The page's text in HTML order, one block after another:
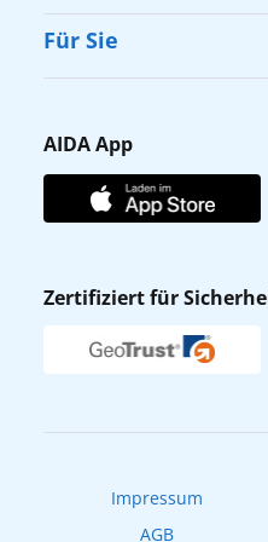
Cruise & Help
Karriere
Affiliateprogramm
Verhaltens- & Ethikkodex
Newsletter
Für Sie
Gästefragebogen
AIDA Club
AIDA App
AIDA App
Zertifiziert für
Impressum
AGB